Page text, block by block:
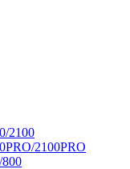
2100
2100PRO